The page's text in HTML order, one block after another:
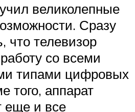
великолепные
Сразу
что телевизор
со всеми
типами цифровых
того, аппарат
еще и все